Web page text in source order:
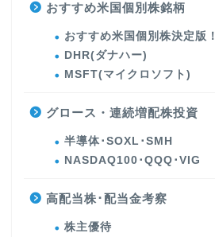
おすすめ米国個別株銘柄
おすすめ米国個別株決定版！
DHR(ダナハー)
MSFT(マイクロソフト)
グロース・連続増配株投資
半導体･SOXL･SMH
NASDAQ100･QQQ･VIG
高配当株･配当金考察
株主優待